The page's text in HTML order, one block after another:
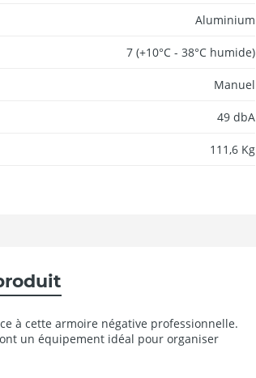
Aluminium
7 (+10°C - 38°C humide)
Manuel
49 dbA
111,6 Kg
à cette armoire négative professionnelle.
un équipement idéal pour organiser